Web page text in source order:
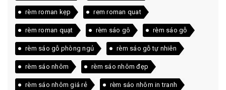
rèm roman kẹp rem roman quat
rèm roman quạt rèm sáo gô rèm sáo gỗ
rèm sáo gỗ phòng ngủ rèm sáo gỗ tự nhiên
rèm sáo nhôm rèm sáo nhôm đẹp
rèm sáo nhôm giá rẻ rèm sáo nhôm in tranh